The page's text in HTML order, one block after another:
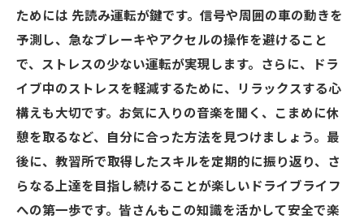
ためには 先読み運転が鍵です。信号や周囲の車の動きを
予測し、急なブレーキやアクセルの操作を避けること
で、ストレスの少ない運転が実現します。さらに、ドラ
イブ中のストレスを軽減するために、リラックスする心
構えも大切です。お気に入りの音楽を聞く、こまめに休
憩を取るなど、自分に合った方法を見つけましょう。最
後に、教習所で取得したスキルを定期的に振り返り、さ
らなる上達を目指し続けることが楽しいドライブライフ
への第一歩です。皆さんもこの知識を活かして安全で楽